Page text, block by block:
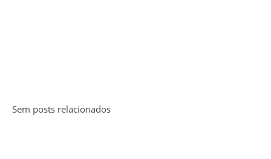
Sem posts relacionados